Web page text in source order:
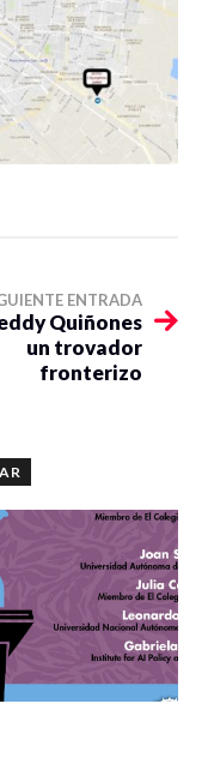
ENTRADA
Quiñones
un trovador
fronterizo